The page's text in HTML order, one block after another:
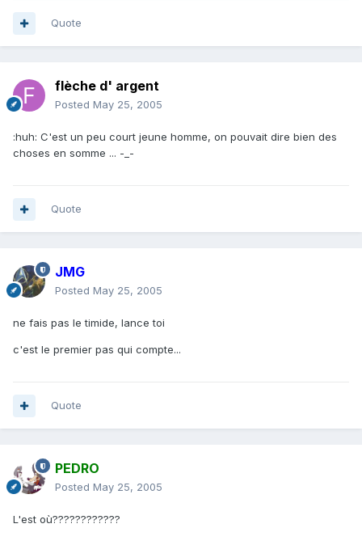
Quote
flèche d' argent
Posted May 25, 2005
:huh: C'est un peu court jeune homme, on pouvait dire bien des
choses en somme ... -_-
Quote
JMG
Posted May 25, 2005
ne fais pas le timide, lance toi
c'est le premier pas qui compte...
Quote
PEDRO
Posted May 25, 2005
L'est où????????????